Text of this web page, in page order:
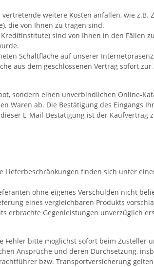
weitere Kosten anfallen, wie z.B.
die von Ihnen zu tragen sind.
sind von Ihnen in den Fällen
Schaltfläche auf unserer
aus dem geschlossenen Vertrag sofort
sondern einen unverbindlichen Online-
Waren ab. Die Bestätigung des Eingangs
E-Mail-Bestätigung ist der Kaufvertrag
finden sich unter
ohne eigenes Verschulden nicht
eines vergleichbaren Produkts
erbrachte Gegenleistungen unverzüglich
bitte möglichst sofort beim Zusteller
Ansprüche und deren Durchsetzung,
bzw. Transportversicherung